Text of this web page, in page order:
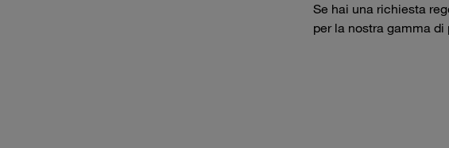
Se hai una richiesta
per la nostra gamma